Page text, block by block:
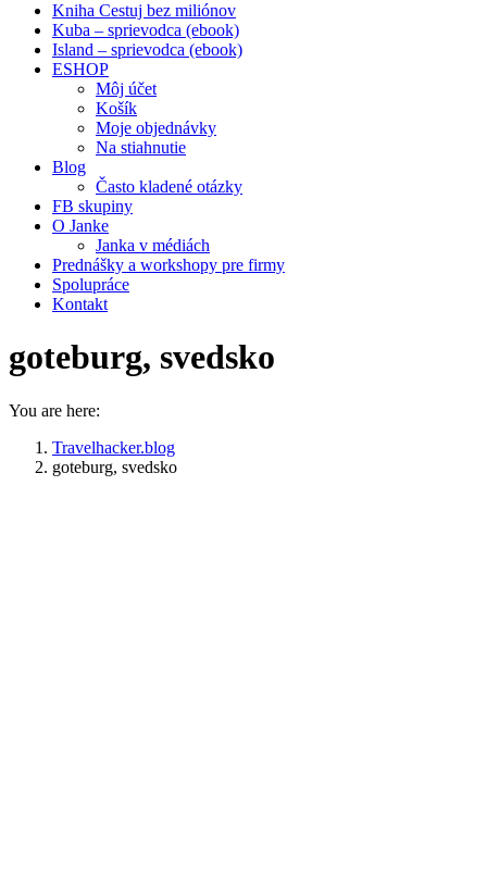
Kniha Cestuj bez miliónov
Kuba – sprievodca (ebook)
Island – sprievodca (ebook)
ESHOP
Môj účet
Košík
Moje objednávky
Na stiahnutie
Blog
Často kladené otázky
FB skupiny
O Janke
Janka v médiách
Prednášky a workshopy pre firmy
Spolupráce
Kontakt
goteburg, svedsko
You are here:
Travelhacker.blog
goteburg, svedsko